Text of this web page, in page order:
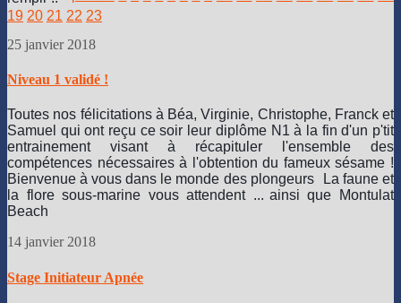
19 20 21 22 23
25 janvier 2018
Niveau 1 validé !
Toutes nos félicitations à Béa, Virginie, Christophe, Franck et
Samuel qui ont reçu ce soir leur diplôme N1 à la fin d'un p'tit
entrainement visant à récapituler l'ensemble des
compétences nécessaires à l'obtention du fameux sésame !
Bienvenue à vous dans le monde des plongeurs
La faune et
la flore sous-marine vous attendent ... ainsi que Montulat
Beach
14 janvier 2018
Stage Initiateur Apnée